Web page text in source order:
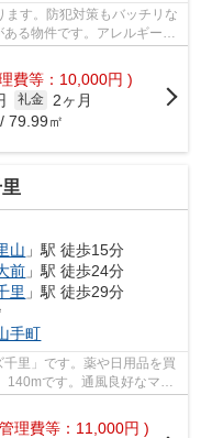
す。防犯対策もバッチリな
る物件です。アレルギー予
費等：10,000円 )
礼金
2ヶ月
79.99㎡
山 」駅 徒歩15分
前 」駅 徒歩24分
里 」駅 徒歩29分
手町
里」です。薬や日用品を買
140mです。通風良好なマン
理費等：11,000円 )